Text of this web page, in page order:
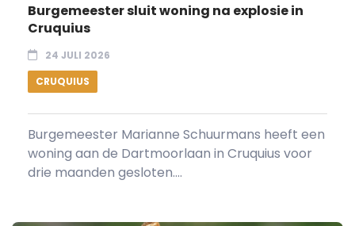
Burgemeester sluit woning na explosie in
Cruquius
24 JULI 2026
CRUQUIUS
Burgemeester Marianne Schuurmans heeft een
woning aan de Dartmoorlaan in Cruquius voor
drie maanden gesloten....